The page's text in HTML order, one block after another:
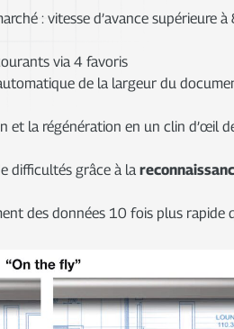
: vitesse d’avance supérieure à
via 4 favoris
de la largeur du
et la régénération en un clin d’œil
difficultés grâce à la
des données 10 fois plus rapide